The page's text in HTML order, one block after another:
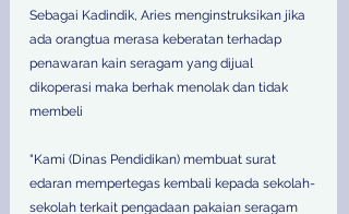
Sebagai Kadindik, Aries menginstruksikan jika
ada orangtua merasa keberatan terhadap
penawaran kain seragam yang dijual
dikoperasi maka berhak menolak dan tidak
membeli
"Kami (Dinas Pendidikan) membuat surat
edaran mempertegas kembali kepada sekolah-
sekolah terkait pengadaan pakaian seragam